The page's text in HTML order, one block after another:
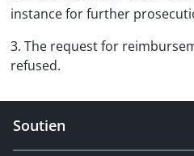
instance for further
3. The request for
refused.
Soutien